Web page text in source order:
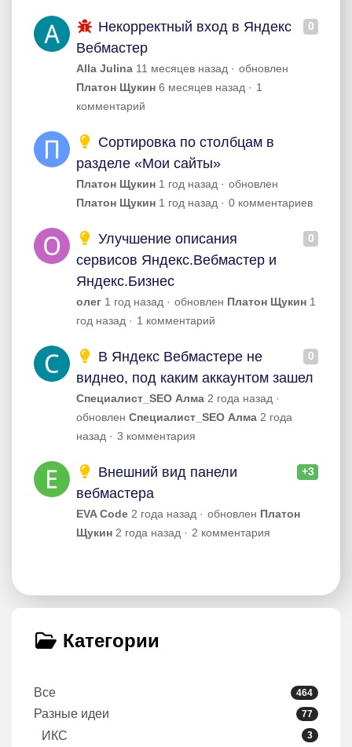
0
Некорректный вход в Яндекс
Вебмастер
Alla Julina 11 месяцев назад
обновлен
Платон Щукин 6 месяцев назад
1
комментарий
Сортировка по столбцам в
разделе «Мои сайты»
Платон Щукин 1 год назад
обновлен
Платон Щукин 1 год назад 0 комментариев
0
Улучшение описания
сервисов Яндекс.Вебмастер и
Яндекс.Бизнес
олег 1 год назад обновлен Платон Щукин 1
год назад
1 комментарий
0
В Яндекс Вебмастере не
виднео, под каким аккаунтом зашел
Специалист_SEO Алма 2 года назад
обновлен Специалист_SEO Алма 2 года
назад
3 комментария
+3
Внешний вид панели
вебмастера
EVA Code 2 года назад обновлен Платон
Щукин 2 года назад 2 комментария
Категории
Все 464
Разные идеи 77
ИКС 3